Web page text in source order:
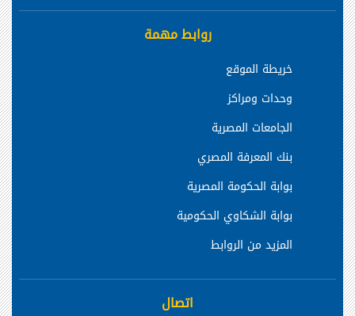
روابط مهمة
خريطة الموقع
وحدات ومراكز
الجامعات المصرية
بنك المعرفة المصري
بوابة الحكومة المصرية
بوابة الشكاوي الحكومية
المزيد من الروابط
اتصال